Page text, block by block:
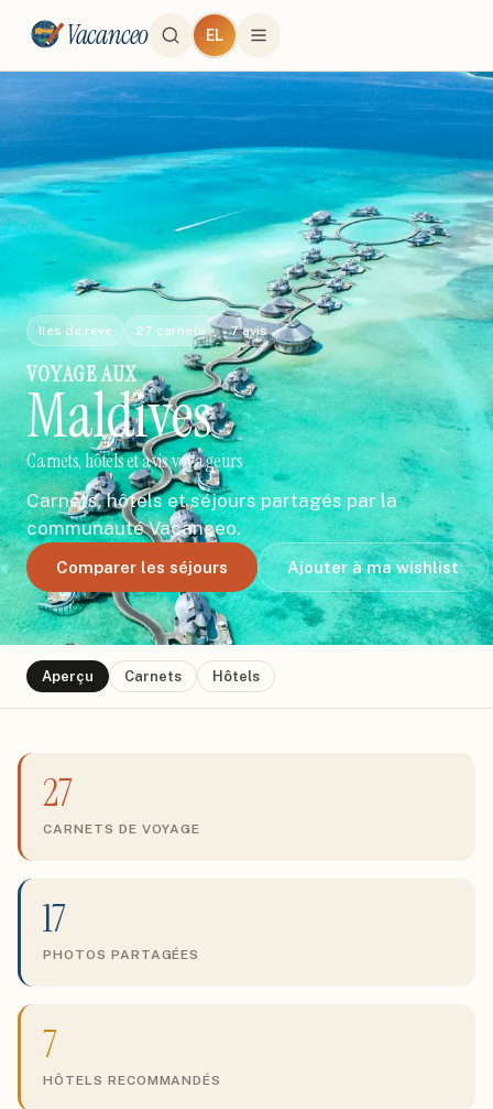
Vacanceo EL
Iles de reve 27 carnets 7avis
VOYAGEAUX
Maldives
Carnets, hôtels et avis voyageurs
Carnets, hôtels et séjours partagés par la
communauté Vacanceo.
Comparer les séjours Ajouter à ma wishlist
Aperçu Carnets Hôtels
27
CARNETS DE VOYAGE
17
PHOTOS PARTAGÉES
7
HÔTELS RECOMMANDÉS